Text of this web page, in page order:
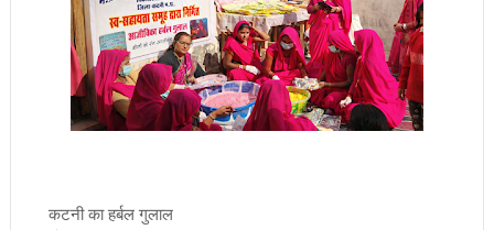
कटनी का हर्बल गुलाल